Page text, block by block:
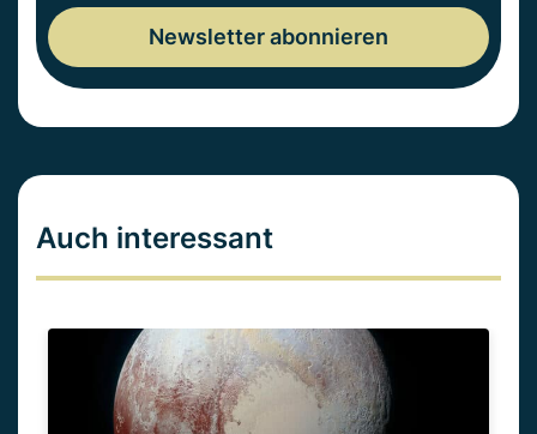
Auch interessant